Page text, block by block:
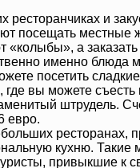
ресторанчиках и
посещать местные
«колыбы», а
именно блюда
посетить
где вы можете съесть
штрудель.
евро.
ресторанах,
кухню. Такие
привыкшие к